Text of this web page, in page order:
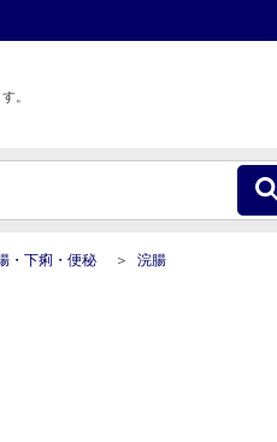
。
・下痢・便秘 浣腸